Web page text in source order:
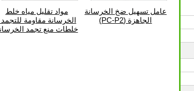
عامل تسهيل ضخ الخرسانة
الجاهزة (PC-P2)
مواد تقليل مياه خلط
الخرسانة مقاومة
خلطات منع تجمد